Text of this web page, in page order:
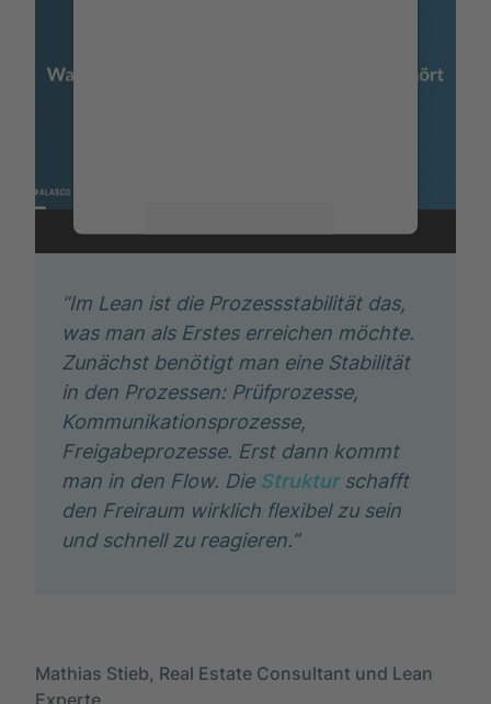
“Im Lean ist die Prozessstabilität das,
was man als Erstes erreichen möchte.
Zunächst benötigt man eine Stabilität
in den Prozessen: Prüfprozesse,
Kommunikationsprozesse,
Freigabeprozesse. Erst dann kommt
man in den Flow. Die Strukturschafft
den Freiraum wirklich flexibel zu sein
und schnell zu reagieren.”
Mathias Stieb, Real Estate Consultant und Lean
Experte